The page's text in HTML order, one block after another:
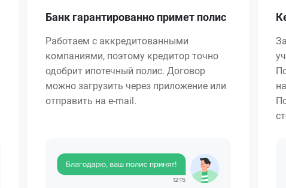
Банк гарантированно примет полис
Работаем с аккредитованными
компаниями, поэтому кредитор точно
одобрит ипотечный полис. Договор
можно загрузить через приложение или
отправить на e-mail.